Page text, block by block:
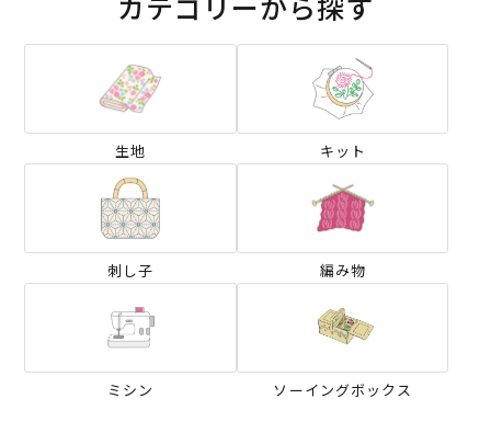
生地 キット
刺し子 編み物
ミシン ソーイングボックス